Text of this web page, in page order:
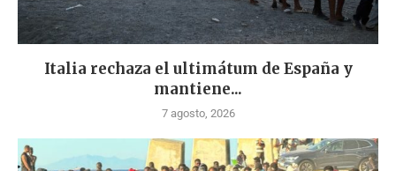
Italia rechaza el ultimátum de España y
mantiene...
7 agosto, 2026